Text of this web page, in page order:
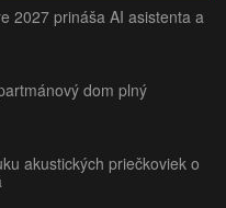
2027 prináša AI asistenta a
dom plný
akustických priečkoviek o